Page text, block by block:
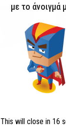
13,00
με το άνοιγμά
This will close in 15